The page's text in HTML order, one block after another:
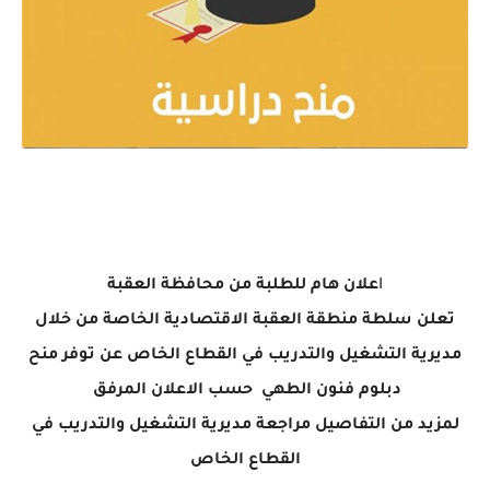
اعلان هام للطلبة من محافظة العقبة
تعلن سلطة منطقة العقبة الاقتصادية الخاصة من خلال
مديرية التشغيل والتدريب في القطاع الخاص عن توفر منح
دبلوم فنون الطهي حسب الاعلان المرفق
لمزيد من التفاصيل مراجعة مديرية التشغيل والتدريب في
القطاع الخاص